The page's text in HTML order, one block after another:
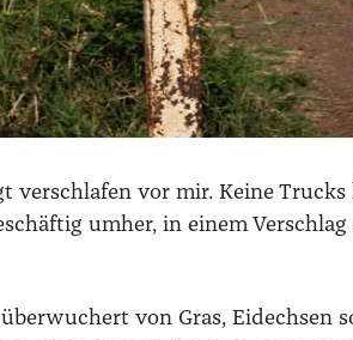
ver­schla­fen vor mir. Kei­ne
umher, in einem
von Gras,